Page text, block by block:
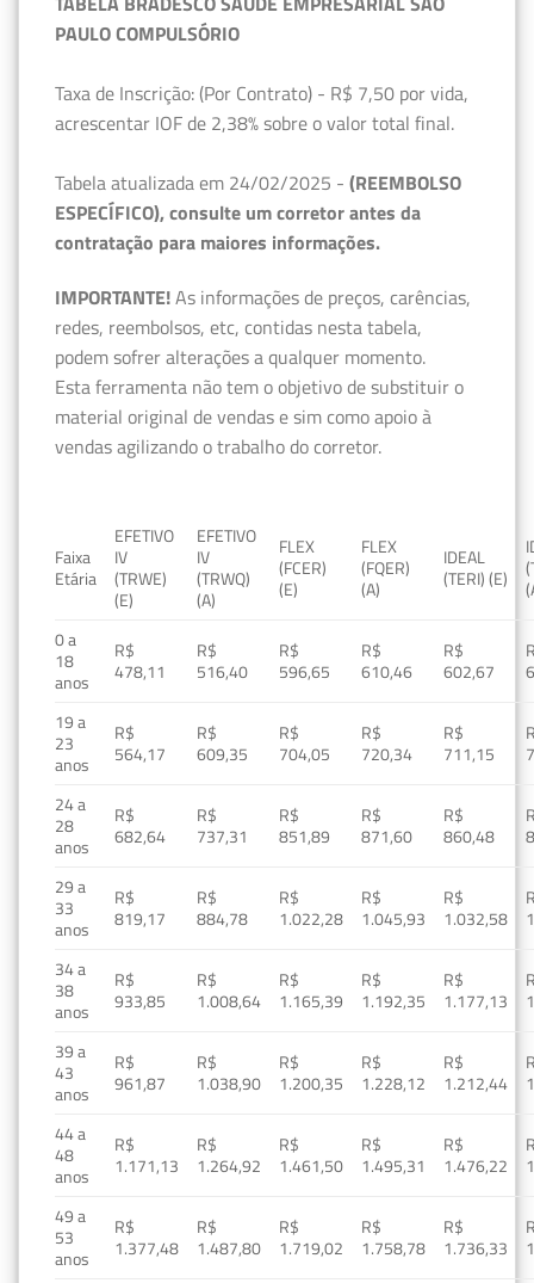
PAULO COMPULSÓRIO
Taxa de Inscrição: (Por Contrato) - R$ 7,50 por vida,
acrescentar IOF de 2,38% sobre o valor total final.
Tabela atualizada em 24/02/2025 - (REEMBOLSO
ESPECÍFICO), consulte um corretor antes da
contratação para maiores informações.
IMPORTANTE!As informações de preços, carências,
redes, reembolsos, etc, contidas nesta tabela,
podem sofrer alterações a qualquer momento.
Esta ferramenta não tem o objetivo de substituir o
material original de vendas e sim como apoio à
vendas agilizando o trabalho do corretor.
Faixa
Etária
EFETIVO
IV
(TRWE)
(E)
EFETIVO
IV
(TRWQ)
(A)
FLEX
(FCER)
(E)
FLEX
(FQER)
(A)
IDEAL
(TERI) (E)
0 a
18
anos
R$
478,11
R$
516,40
R$
596,65
R$
610,46
R$
602,67
19 a
23
anos
R$
564,17
R$
609,35
R$
704,05
R$
720,34
R$
711,15
24 a
28
anos
R$
682,64
R$
737,31
R$
851,89
R$
871,60
R$
860,48
29 a
33
anos
R$
819,17
R$
884,78
R$
1.022,28
R$
1.045,93
R$
1.032,58
34 a
38
anos
R$
933,85
R$
1.008,64
R$
1.165,39
R$
1.192,35
R$
1.177,13
39 a
43
anos
R$
961,87
R$
1.038,90
R$
1.200,35
R$
1.228,12
R$
1.212,44
44 a
48
anos
R$
1.171,13
R$
1.264,92
R$
1.461,50
R$
1.495,31
R$
1.476,22
49 a
53
anos
R$
1.377,48
R$
1.487,80
R$
1.719,02
R$
1.758,78
R$
1.736,33